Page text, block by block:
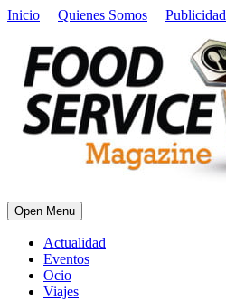
Inicio Quienes Somos Publicidad
Open Menu
Actualidad
Eventos
Ocio
Viajes